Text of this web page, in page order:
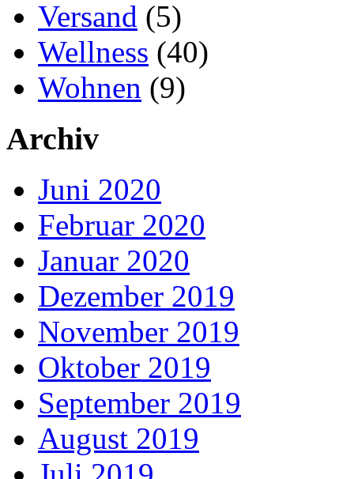
Versand (5)
Wellness (40)
Wohnen (9)
Archiv
Juni 2020
Februar 2020
Januar 2020
Dezember 2019
November 2019
Oktober 2019
September 2019
August 2019